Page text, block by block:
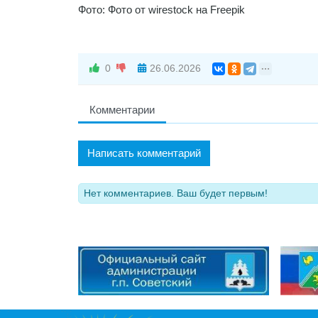
Фото: Фото от wirestock на Freepik
0 26.06.2026
Комментарии
Написать комментарий
Нет комментариев. Ваш будет первым!